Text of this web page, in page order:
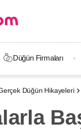
Düğün Firmaları
Düğün Hikayeleri